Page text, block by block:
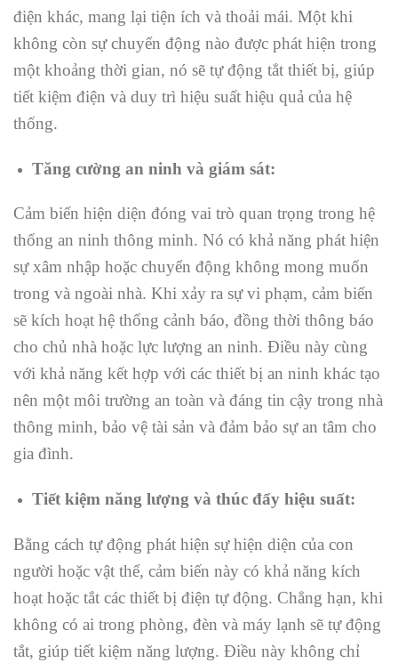
điện khác, mang lại tiện ích và thoải mái. Một khi
không còn sự chuyển động nào được phát hiện trong
một khoảng thời gian, nó sẽ tự động tắt thiết bị, giúp
tiết kiệm điện và duy trì hiệu suất hiệu quả của hệ
thống.
Tăng cường an ninh và giám sát:
Cảm biến hiện diện đóng vai trò quan trọng trong hệ
thống an ninh thông minh. Nó có khả năng phát hiện
sự xâm nhập hoặc chuyển động không mong muốn
trong và ngoài nhà. Khi xảy ra sự vi phạm, cảm biến
sẽ kích hoạt hệ thống cảnh báo, đồng thời thông báo
cho chủ nhà hoặc lực lượng an ninh. Điều này cùng
với khả năng kết hợp với các thiết bị an ninh khác tạo
nên một môi trường an toàn và đáng tin cậy trong nhà
thông minh, bảo vệ tài sản và đảm bảo sự an tâm cho
gia đình.
Tiết kiệm năng lượng và thúc đẩy hiệu suất:
Bằng cách tự động phát hiện sự hiện diện của con
người hoặc vật thể, cảm biến này có khả năng kích
hoạt hoặc tắt các thiết bị điện tự động. Chẳng hạn, khi
không có ai trong phòng, đèn và máy lạnh sẽ tự động
tắt, giúp tiết kiệm năng lượng. Điều này không chỉ